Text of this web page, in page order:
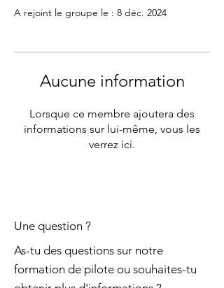
A rejoint le groupe le : 8 déc. 2024
Aucune information
Lorsque ce membre ajoutera des
informations sur lui-même, vous les
verrez ici.
Une question ?
As-tu des questions sur notre
formation de pilote ou souhaites-tu